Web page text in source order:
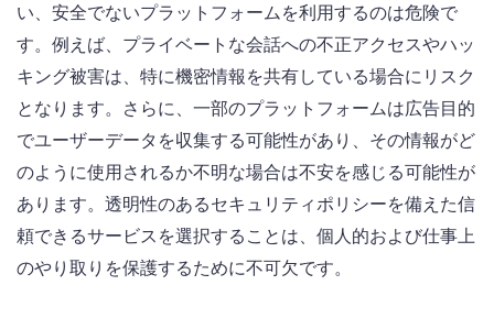
い、安全でないプラットフォームを利用するのは危険で
す。例えば、プライベートな会話への不正アクセスやハッ
キング被害は、特に機密情報を共有している場合にリスク
となります。さらに、一部のプラットフォームは広告目的
でユーザーデータを収集する可能性があり、その情報がど
のように使用されるか不明な場合は不安を感じる可能性が
あります。透明性のあるセキュリティポリシーを備えた信
頼できるサービスを選択することは、個人的および仕事上
のやり取りを保護するために不可欠です。